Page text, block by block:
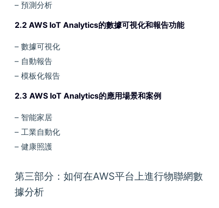
– 預測分析
2.2 AWS IoT Analytics的數據可視化和報告功能
– 數據可視化
– 自動報告
– 模板化報告
2.3 AWS IoT Analytics的應用場景和案例
– 智能家居
– 工業自動化
– 健康照護
第三部分：如何在AWS平台上進行物聯網數
據分析